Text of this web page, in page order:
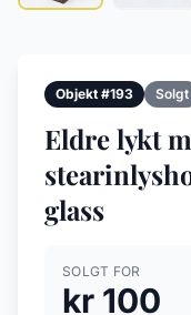
Objekt #193 Solgt
Eldre lykt
glass
SOLGT FOR
kr 100